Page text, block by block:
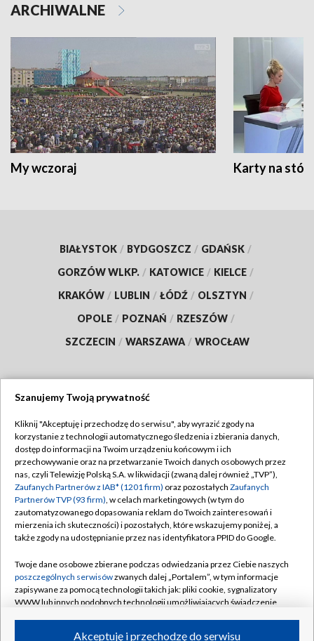
ARCHIWALNE
My wczoraj Karty na
BIAŁYSTOK / BYDGOSZCZ / GDAŃSK /
GORZÓW WLKP. / KATOWICE / KIELCE /
KRAKÓW / LUBLIN / ŁÓDŹ / OLSZTYN /
OPOLE / POZNAŃ / RZESZÓW /
SZCZECIN / WARSZAWA / WROCŁAW
TVP
Abonament TVP
Emisja w TVP
Centrum informacji TVP
Naziemna Telewizja Cyfrowa
Rada Programowa
System NOS
Informacje o nadawcy
Regulamin TVP
Polityka prywatności
Moje zgody
Pomoc
Kontakt
Kanały
Szanujemy Twoją prywatność
Kliknij "Akceptuję i przechodzę do serwisu", aby wyrazić zgody na
korzystanie z technologii automatycznego śledzenia i zbierania danych,
dostęp do informacji na Twoim urządzeniu końcowym i ich
przechowywanie oraz na przetwarzanie Twoich danych osobowych przez
nas, czyli Telewizję Polską S.A. w likwidacji (zwaną dalej również „TVP”),
Zaufanych Partnerów z IAB* (1201 firm) oraz pozostałych Zaufanych
Partnerów TVP (93 firm), w celach marketingowych (w tym do
zautomatyzowanego dopasowania reklam do Twoich zainteresowań i
mierzenia ich skuteczności) i pozostałych, które wskazujemy poniżej, a
także zgody na udostępnianie przez nas identyfikatora PPID do Google.
Twoje dane osobowe zbierane podczas odwiedzania przez Ciebie naszych
poszczególnych serwisówzwanych dalej „Portalem”, w tym informacje
zapisywane za pomocą technologii takich jak: pliki cookie, sygnalizatory
WWW lub innych podobnych technologii umożliwiających świadczenie
Akceptuję i przechodzę do serwisu